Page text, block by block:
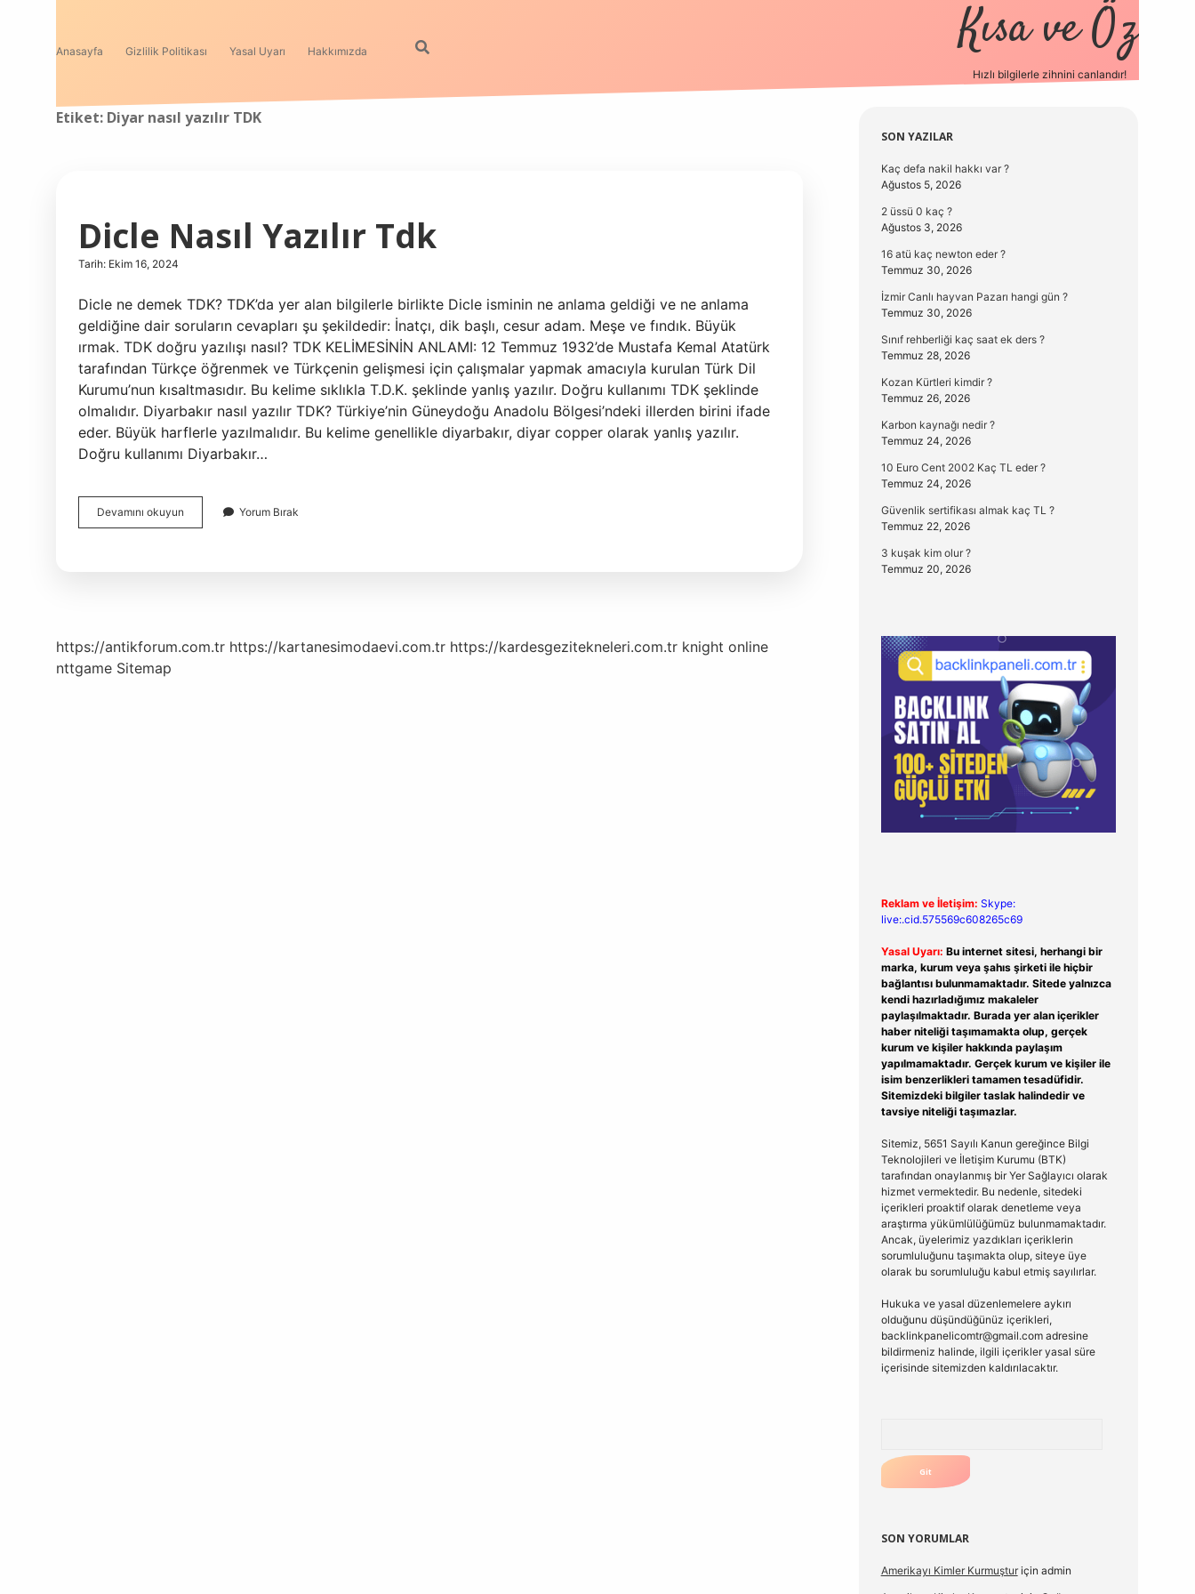
Anasayfa Gizlilik Politikası Yasal Uyarı Hakkımızda Kısa ve Öz
Hızlı bilgilerle zihnini canlandır!
Etiket: Diyar nasıl yazılır TDK
Dicle Nasıl Yazılır Tdk
Tarih: Ekim 16, 2024
Dicle ne demek TDK? TDK’da yer alan bilgilerle birlikte Dicle isminin ne anlama geldiği ve ne anlama
geldiğine dair soruların cevapları şu şekildedir: İnatçı, dik başlı, cesur adam. Meşe ve fındık. Büyük
ırmak. TDK doğru yazılışı nasıl? TDK KELİMESİNİN ANLAMI: 12 Temmuz 1932’de Mustafa Kemal Atatürk
tarafından Türkçe öğrenmek ve Türkçenin gelişmesi için çalışmalar yapmak amacıyla kurulan Türk Dil
Kurumu’nun kısaltmasıdır. Bu kelime sıklıkla T.D.K. şeklinde yanlış yazılır. Doğru kullanımı TDK şeklinde
olmalıdır. Diyarbakır nasıl yazılır TDK? Türkiye’nin Güneydoğu Anadolu Bölgesi’ndeki illerden birini ifade
eder. Büyük harflerle yazılmalıdır. Bu kelime genellikle diyarbakır, diyar copper olarak yanlış yazılır.
Doğru kullanımı Diyarbakır…
Devamını okuyun
Nasıl
Yorum Bırak
https://antikforum.com.tr https://kartanesimodaevi.com.tr https://kardesgezitekneleri.com.tr knight online
nttgame Sitemap
Sidebar
SON YAZILAR
Kaç defa nakil hakkı var ?
Ağustos 5, 2026
2 üssü 0 kaç ?
Ağustos 3, 2026
16 atü kaç newton eder ?
Temmuz 30, 2026
İzmir Canlı hayvan Pazarı hangi gün ?
Temmuz 30, 2026
Sınıf rehberliği kaç saat ek ders ?
Temmuz 28, 2026
Kozan Kürtleri kimdir ?
Temmuz 26, 2026
Karbon kaynağı nedir ?
Temmuz 24, 2026
10 Euro Cent 2002 Kaç TL eder ?
Temmuz 24, 2026
Güvenlik sertifikası almak kaç TL ?
Temmuz 22, 2026
3 kuşak kim olur ?
Temmuz 20, 2026
Reklam ve İletişim: Skype:
live:.cid.575569c608265c69
Yasal Uyarı: Bu internet sitesi, herhangi bir
marka, kurum veya şahıs şirketi ile hiçbir
bağlantısı bulunmamaktadır. Sitede yalnızca
kendi hazırladığımız makaleler
paylaşılmaktadır. Burada yer alan içerikler
haber niteliği taşımamakta olup, gerçek
kurum ve kişiler hakkında paylaşım
yapılmamaktadır. Gerçek kurum ve kişiler ile
isim benzerlikleri tamamen tesadüfidir.
Sitemizdeki bilgiler taslak halindedir ve
tavsiye niteliği taşımazlar.
Sitemiz, 5651 Sayılı Kanun gereğince Bilgi
Teknolojileri ve İletişim Kurumu (BTK)
tarafından onaylanmış bir Yer Sağlayıcı olarak
hizmet vermektedir. Bu nedenle, sitedeki
içerikleri proaktif olarak denetleme veya
araştırma yükümlülüğümüz bulunmamaktadır.
Ancak, üyelerimiz yazdıkları içeriklerin
sorumluluğunu taşımakta olup, siteye üye
olarak bu sorumluluğu kabul etmiş sayılırlar.
Hukuka ve yasal düzenlemelere aykırı
olduğunu düşündüğünüz içerikleri,
backlinkpanelicomtr@gmail.comadresine
bildirmeniz halinde, ilgili içerikler yasal süre
içerisinde sitemizden kaldırılacaktır.
SON YORUMLAR
Amerikayı Kimler Kurmuşturiçin admin